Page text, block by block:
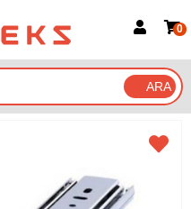
Google İle Bağlan
0